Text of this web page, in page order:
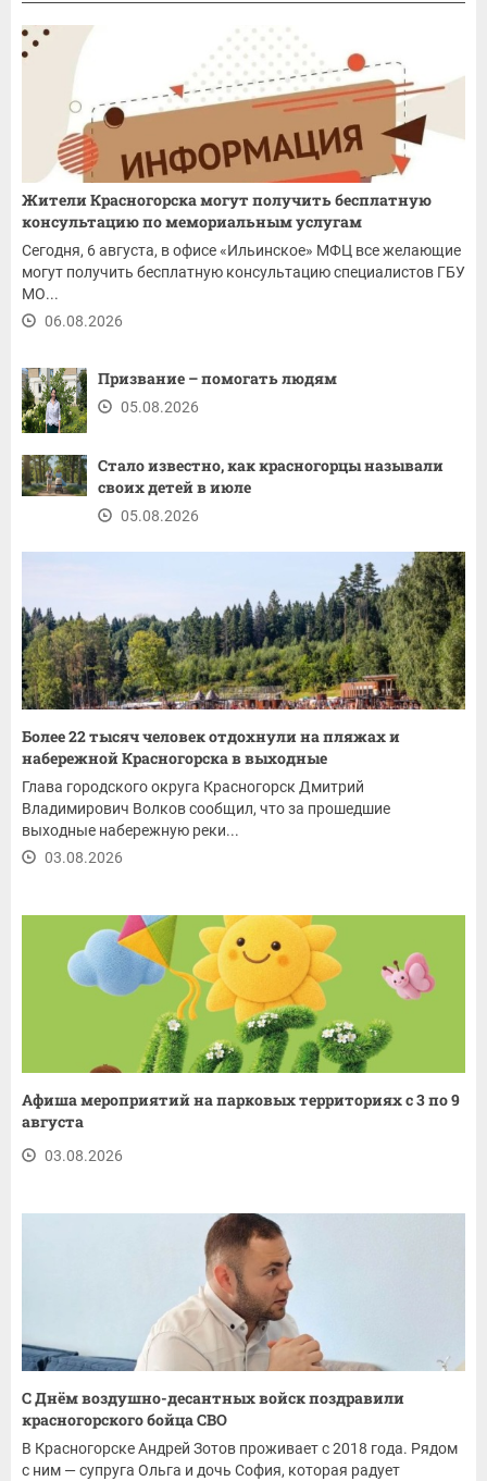
Жители Красногорска могут получить бесплатную
консультацию по мемориальным услугам
Сегодня, 6 августа, в офисе «Ильинское» МФЦ все желающие
могут получить бесплатную консультацию специалистов ГБУ
МО...
06.08.2026
Призвание – помогать людям
05.08.2026
Стало известно, как красногорцы называли
своих детей в июле
05.08.2026
Более 22 тысяч человек отдохнули на пляжах и
набережной Красногорска в выходные
Глава городского округа Красногорск Дмитрий
Владимирович Волков сообщил, что за прошедшие
выходные набережную реки...
03.08.2026
Афиша мероприятий на парковых территориях с 3 по 9
августа
03.08.2026
С Днём воздушно-десантных войск поздравили
красногорского бойца СВО
В Красногорске Андрей Зотов проживает с 2018 года. Рядом
с ним — супруга Ольга и дочь София, которая радует